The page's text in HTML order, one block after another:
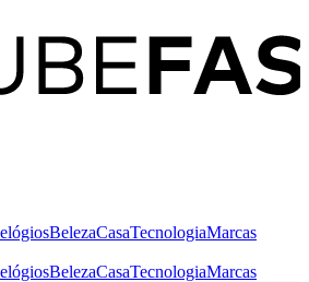
BelezaCasaTecnologiaMarcas
BelezaCasaTecnologiaMarcas